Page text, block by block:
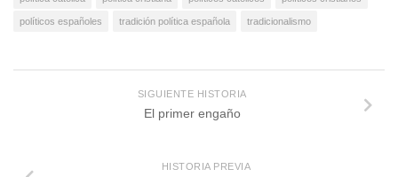
políticos españoles tradición política española tradicionalismo
SIGUIENTE HISTORIA
El primer engaño
HISTORIA PREVIA